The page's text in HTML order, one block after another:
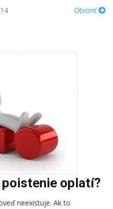
Otvoriť
poistenie oplatí?
neexistuje. Ak to